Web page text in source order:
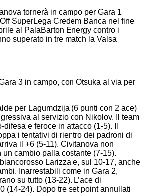
tornerà in campo per Gara 1
SuperLega Credem Banca nel fine
al PalaBarton Energy contro i
superato in tre match la Valsa
3 in campo, con Otsuka al via per
per Lagumdzija (6 punti con 2 ace)
al servizio con Nikolov. Il team
e feroce in attacco (1-5). Il
i tentativi di rientro dei padroni di
il +6 (5-11). Civitanova non
cambio palla costante (7-15).
Larizza e, sul 10-17, anche
Inarrestabili come in Gara 2,
su tutto (13-22). L’ace di
(14-24). Dopo tre set point annullati